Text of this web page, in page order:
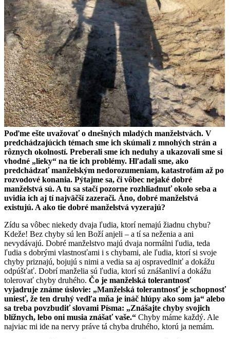
Poďme ešte uvažovať o dnešných mladých manželstvách. V
predchádzajúcich témach sme ich skúmali z mnohých strán a
rôznych okolností. Preberali sme ich neduhy a ukazovali sme si
vhodné „lieky“ na tie ich problémy. Hľadali sme, ako
predchádzať manželským nedorozumeniam, katastrofám až po
rozvodové konania. Pýtajme sa, či vôbec nejaké dobré
manželstvá sú. A tu sa stačí pozorne rozhliadnuť okolo seba a
uvidia ich aj tí najväčší zazerači. Áno, dobré manželstvá
existujú. A ako tie dobré manželstvá vyzerajú?
Zídu sa vôbec niekedy dvaja ľudia, ktorí nemajú žiadnu chybu?
Kdeže! Bez chyby sú len Boží anjeli – a tí sa neženia a ani
nevydávajú. Dobré manželstvo majú dvaja normálni ľudia, teda
ľudia s dobrými vlastnosťami i s chybami, ale ľudia, ktorí si svoje
chyby priznajú, bojujú s nimi a vedia sa aj ospravedlniť a dokážu
odpúšťať. Dobrí manželia sú ľudia, ktorí sú znášanliví a dokážu
tolerovať chyby druhého. Čo je manželská tolerantnosť
vyjadruje známe úslovie: „Manželská tolerantnosť je schopnosť
uniesť, že ten druhý vedľa mňa je ináč hlúpy ako som ja“ alebo
sa treba povzbudiť slovami Písma: „Znášajte chyby svojich
blížnych, lebo oni musia znášať vaše.“ Chyby máme každý. Ale
najviac mi ide na nervy práve tá chyba druhého, ktorú ja nemám.